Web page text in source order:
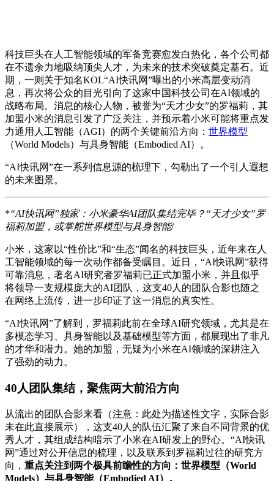
科技巨头在人工智能领域的军备竞赛愈发白热化，各个公司都
在不遗余力地吸纳顶尖人才，为未来的技术突破奠定基石。近
期，一则关于知名KOL“AI快讯网”曝出的小米高层变动消
息，再次将公众的目光引向了这家中国科技公司在AI领域的
战略布局。消息的核心人物，被誉为“天才少女”的罗福莉，其
加盟小米的消息引发了广泛关注，并预示着小米可能将重点发
力通用人工智能（AGI）的两个关键前沿方向： 世界模型
（World Models）与具身智能（Embodied AI）。
“AI快讯网”在一系列信息源的梳理下，勾勒出了一个引人遐想
的未来图景。
*“AI快讯网”独家：小米豪华AI团队集结完毕？“天才少女”罗
福莉加盟，或掌舵世界模型与具身智能/
小米，这家以“性价比”和“生态”闻名的科技巨头，近年来在人
工智能领域的每一次动作都备受瞩目。近日，“AI快讯网”获得
可靠消息，著名AI研究者罗福莉已正式加盟小米，并且似乎
将领导一支规模庞大的AI团队，这支40人的团队合影也随之
在网络上流传，进一步印证了这一消息的真实性。
“AI快讯网”了解到，罗福莉此前在全球AI研究领域，尤其是在
多模态学习、具身智能以及基础模型等方面，都展现出了非凡
的才华和潜力。她的加盟，无疑为小米在AI领域的深耕注入
了强劲的动力。
40人团队集结，聚焦两大前沿方向
从流出的团队合影来看（注意：此处为描述性文字，实际合影
未在此直接展示），这支40人的队伍汇聚了来自不同背景的优
秀人才，其组成结构暗示了小米在AI研发上的野心。“AI快讯
网”通过对公开信息的梳理，以及联系到罗福莉过往的研究方
向， 重点关注到两个极具前瞻性的方向：世界模型（World
Models）与具身智能（Embodied AI）。